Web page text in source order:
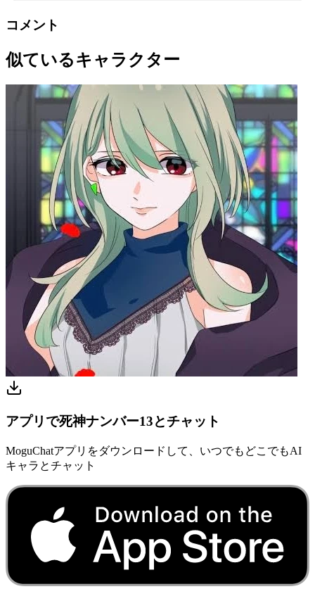
コメント
似ているキャラクター
アプリで死神ナンバー13とチャット
MoguChatアプリをダウンロードして、いつでもどこでもAI
キャラとチャット